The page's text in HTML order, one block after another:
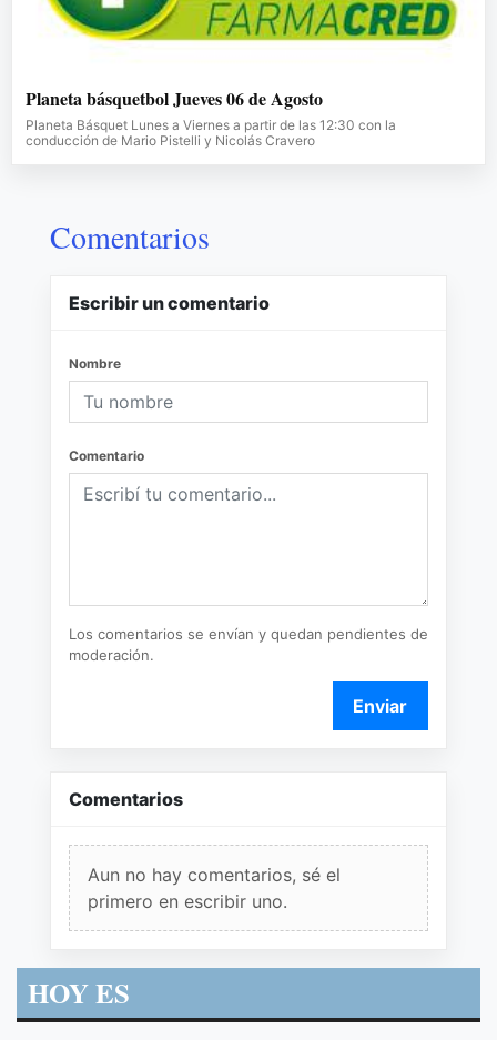
Planeta básquetbol Jueves 06 de Agosto
Planeta Básquet Lunes a Viernes a partir de las 12:30 con la
conducción de Mario Pistelli y Nicolás Cravero
Comentarios
Escribir un comentario
Nombre
Comentario
Los comentarios se envían y quedan pendientes de
moderación.
Enviar
Comentarios
Aun no hay comentarios, sé el
primero en escribir uno.
HOY ES